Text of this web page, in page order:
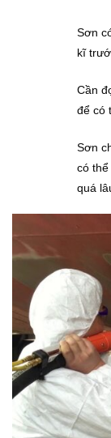
Sơn
kĩ
Cần
để có
Sơn
có
quá